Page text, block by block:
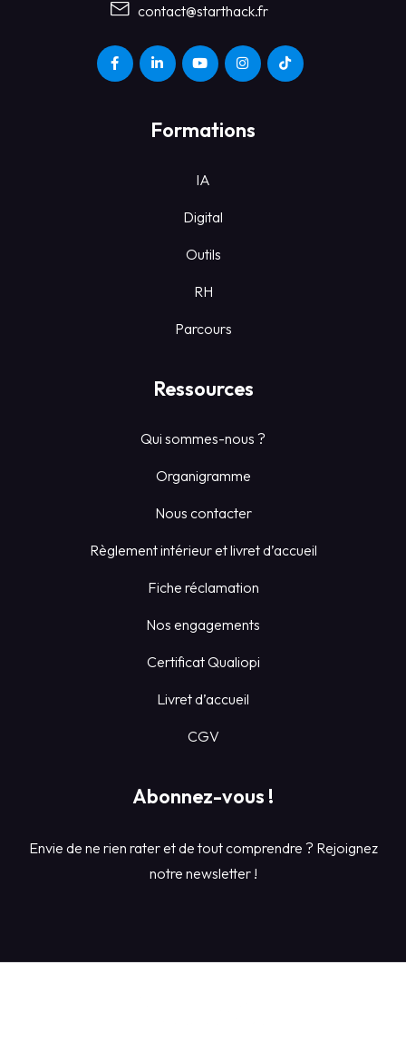
contact@starthack.fr
Formations
IA
Digital
Outils
RH
Parcours
Ressources
Qui sommes-nous ?
Organigramme
Nous contacter
Règlement intérieur et livret d’accueil
Fiche réclamation
Nos engagements
Certificat Qualiopi
Livret d’accueil
CGV
Abonnez-vous !
Envie de ne rien rater et de tout comprendre ? Rejoignez
notre newsletter !